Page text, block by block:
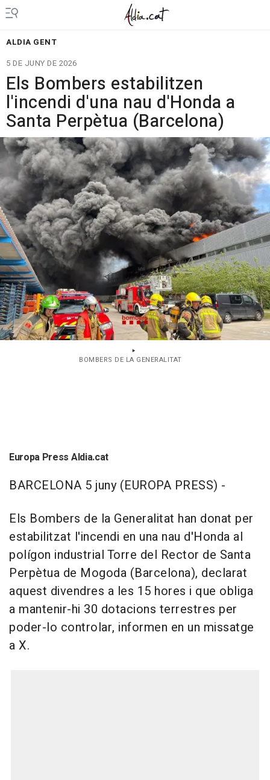
ALDIA GENT
5 DE JUNY DE 2026
Els Bombers estabilitzen
l'incendi d'una nau d'Honda a
Santa Perpètua (Barcelona)
BOMBERS DE LA GENERALITAT
Europa Press Aldia.cat
BARCELONA 5 juny (EUROPA PRESS) -
Els Bombers de la Generalitat han donat per
estabilitzat l'incendi en una nau d'Honda al
polígon industrial Torre del Rector de Santa
Perpètua de Mogoda (Barcelona), declarat
aquest divendres a les 15 hores i que obliga
a mantenir-hi 30 dotacions terrestres per
poder-lo controlar, informen en un missatge
a X.